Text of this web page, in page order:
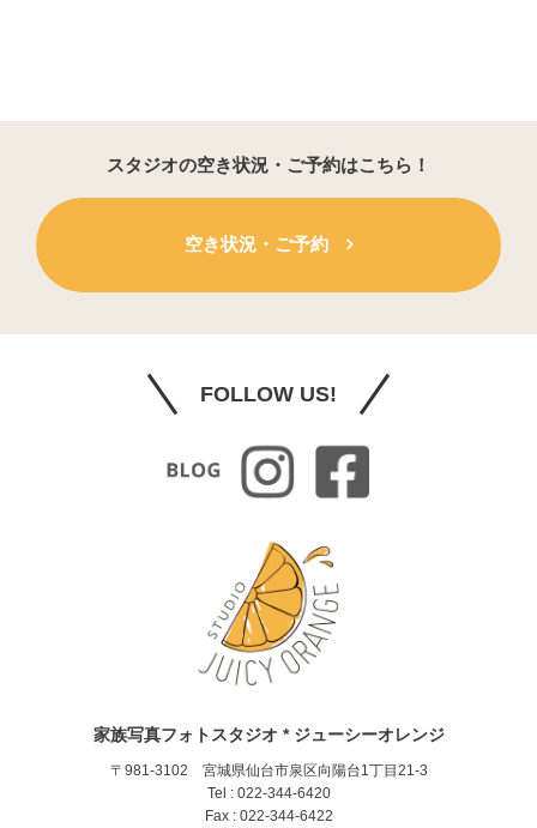
スタジオの空き状況・ご予約はこちら！
空き状況・ご予約
FOLLOW US!
家族写真フォトスタジオ * ジューシーオレンジ
〒981-3102 宮城県仙台市泉区向陽台1丁目21-3
Tel : 022-344-6420
Fax : 022-344-6422